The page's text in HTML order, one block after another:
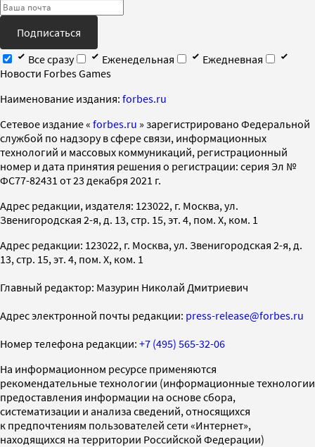
Подписаться
Все сразу
Еженедельная
Ежедневная
Новости Forbes Games
Наименование издания: forbes.ru
Cетевое издание « forbes.ru » зарегистрировано Федеральной
службой по надзору в сфере связи, информационных
технологий и массовых коммуникаций, регистрационный
номер и дата принятия решения о регистрации: серия Эл №
ФС77-82431 от 23 декабря 2021 г.
Адрес редакции, издателя: 123022, г. Москва, ул.
Звенигородская 2-я, д. 13, стр. 15, эт. 4, пом. X, ком. 1
Адрес редакции: 123022, г. Москва, ул. Звенигородская 2-я, д.
13, стр. 15, эт. 4, пом. X, ком. 1
Главный редактор: Мазурин Николай Дмитриевич
Адрес электронной почты редакции: press-release@forbes.ru
Номер телефона редакции: +7 (495) 565-32-06
На информационном ресурсе применяются
рекомендательные технологии (информационные технологии
предоставления информации на основе сбора,
систематизации и анализа сведений, относящихся
к предпочтениям пользователей сети «Интернет»,
находящихся на территории Российской Федерации)